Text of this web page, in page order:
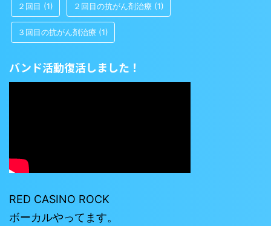
２回目 (1) ２回目の抗がん剤治療 (1)
３回目の抗がん剤治療 (1)
バンド活動復活しました！
RED CASINO ROCK
ボーカルやってます。